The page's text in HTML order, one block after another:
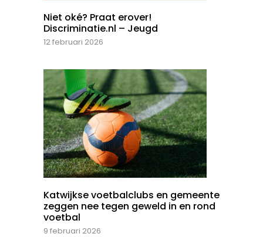
Niet oké? Praat erover!
Discriminatie.nl – Jeugd
12 februari 2026
Katwijkse voetbalclubs en gemeente
zeggen nee tegen geweld in en rond
voetbal
9 februari 2026